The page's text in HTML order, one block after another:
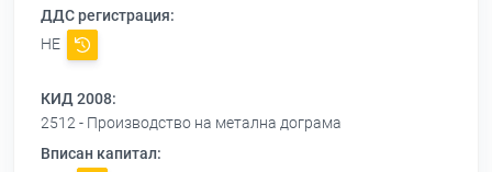
ДДС регистрация:
НЕ
КИД 2008:
2512 - Производство на метална дограма
Вписан капитал: